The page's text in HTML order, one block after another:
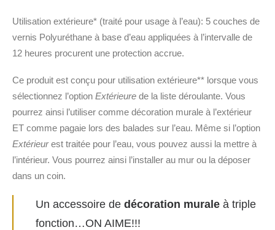
Utilisation extérieure* (traité pour usage à l’eau): 5 couches de
vernis Polyuréthane à base d’eau appliquées à l’intervalle de
12 heures procurent une protection accrue.
Ce produit est conçu pour utilisation extérieure** lorsque vous
sélectionnez l’option Extérieure de la liste déroulante. Vous
pourrez ainsi l’utiliser comme décoration murale à l’extérieur
ET comme pagaie lors des balades sur l’eau. Même si l’option
Extérieurest traitée pour l’eau, vous pouvez aussi la mettre à
l’intérieur. Vous pourrez ainsi l’installer au mur ou la déposer
dans un coin.
Un accessoire de décoration murale à triple
fonction…ON AIME!!!